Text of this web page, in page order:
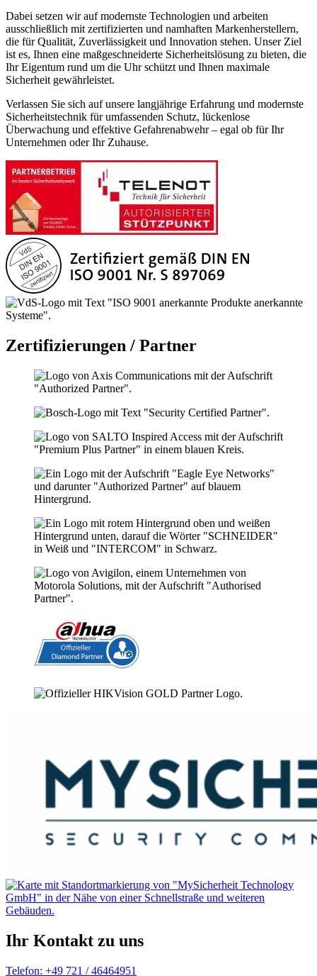
Dabei setzen wir auf modernste Technologien und arbeiten
ausschließlich mit zertifizierten und namhaften Markenherstellern,
die für Qualität, Zuverlässigkeit und Innovation stehen. Unser Ziel
ist es, Ihnen eine maßgeschneiderte Sicherheitslösung zu bieten, die
Ihr Eigentum rund um die Uhr schützt und Ihnen maximale
Sicherheit gewährleistet.
Verlassen Sie sich auf unsere langjährige Erfahrung und modernste
Sicherheitstechnik für umfassenden Schutz, lückenlose
Überwachung und effektive Gefahrenabwehr – egal ob für Ihr
Unternehmen oder Ihr Zuhause.
Zertifizierungen / Partner
Ihr Kontakt zu uns
Telefon: +49 721 / 46464951